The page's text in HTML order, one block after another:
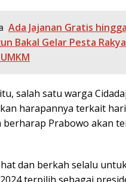
Ada Jajanan Gratis
Bakal Gelar Pesta
salah satu warga
harapannya terkait
berharap Prabowo akan
dan berkah selalu
terpilih sebagai